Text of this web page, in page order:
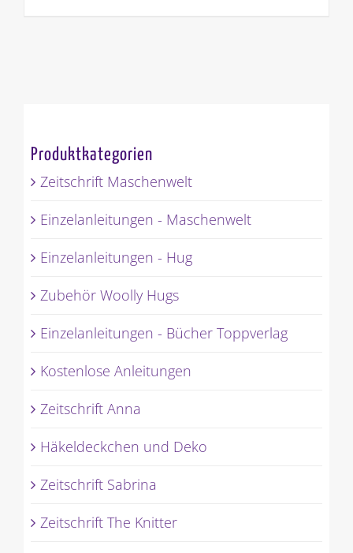
Produktkategorien
Zeitschrift Maschenwelt
Einzelanleitungen - Maschenwelt
Einzelanleitungen - Hug
Zubehör Woolly Hugs
Einzelanleitungen - Bücher Toppverlag
Kostenlose Anleitungen
Zeitschrift Anna
Häkeldeckchen und Deko
Zeitschrift Sabrina
Zeitschrift The Knitter